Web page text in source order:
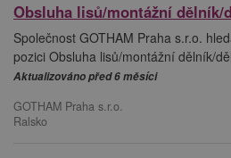
Obsluha lisů/montážní dělník/
Společnost GOTHAM Praha s.r.o.
pozici Obsluha lisů/montážní dělník/
Aktualizováno před 6 měsíci
GOTHAM Praha s.r.o.
Ralsko